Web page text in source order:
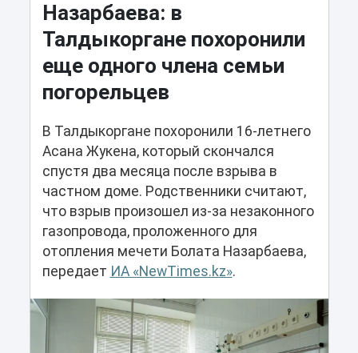
Назарбаева: в
Талдыкоргане похоронили
еще одного члена семьи
погорельцев
В Талдыкоргане похоронили 16-летнего
Асана Жукена, который скончался
спустя два месяца после взрыва в
частном доме. Родственники считают,
что взрыв произошел из-за незаконного
газопровода, проложенного для
отопления мечети Болата Назарбаева,
передает ИА «NewTimes.kz».